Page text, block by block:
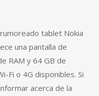
tablet Nokia
una pantalla de
RAM y 64 GB de
Fi o 4G disponibles. Si
acerca de la